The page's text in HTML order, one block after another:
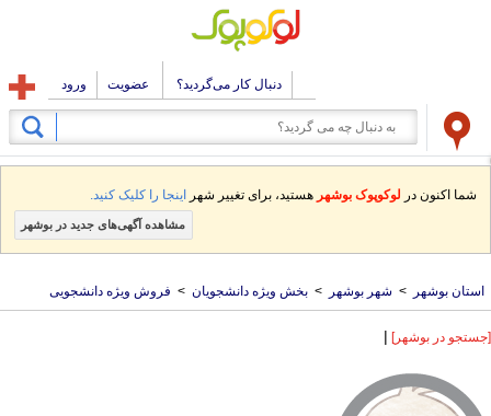
دنبال کار می‌گردید؟ عضویت ورود
شما اکنون در لوکوپوک بوشهر هستید، برای تغییر شهر اینجا را کلیک کنید.
مشاهده آگهی‌های جدید در بوشهر
استان بوشهر > شهر بوشهر > بخش ویژه دانشجویان > فروش ویژه دانشجویی
[جستجو در بوشهر] |